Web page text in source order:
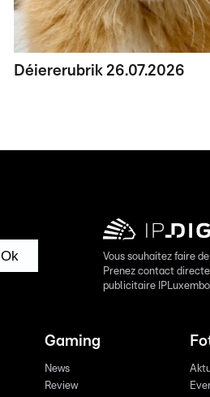
Déiererubrik 26.07.2026
Ok
Vous souhaitez faire
Prenez contact
publicitaire
Gaming
News
Review